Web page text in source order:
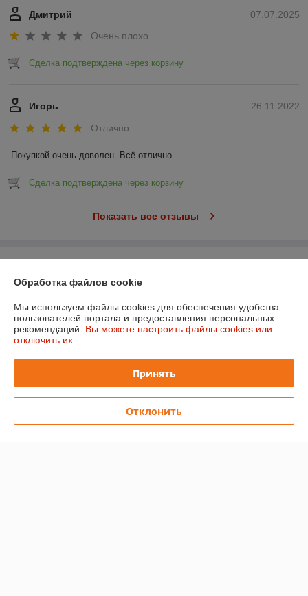
07.07.2025
Дмитрий
Очень плохо
Сделка подтверждена через корзину
26.11.2022
Игорь
Отлично
Покупкой очень доволен. Всё отлично.
Сделка подтверждена через корзину
Показать все отзывы
О нас
Доставка и оплата
График работы
Политика обработки cookies
Обработка файлов cookie
Мы используем файлы cookies для обеспечения удобства
пользователей портала и предоставления персональных
рекомендаций. Вы можете настроить файлы cookies или
отключить их.
Принять
Отклонить